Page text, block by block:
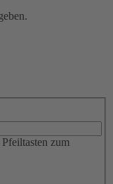
zum